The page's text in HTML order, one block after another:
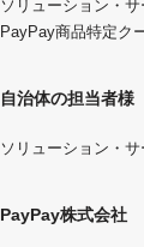
ソリューション・
PayPay商品特定ク
自治体の担当者様
ソリューション・
PayPay株式会社